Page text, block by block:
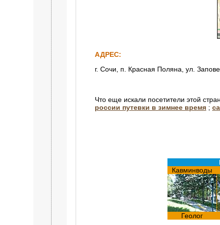
АДРЕС:
г. Сочи, п. Красная Поляна, ул.
Что еще искали посетители этой
россии путевки в зимнее время ;
Кавминводы
Геолог